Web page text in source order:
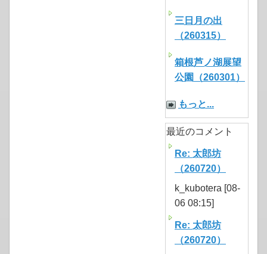
三日月の出
（260315）
箱根芦ノ湖展望
公園（260301）
もっと...
最近のコメント
Re: 太郎坊
（260720）
k_kubotera [08-
06 08:15]
Re: 太郎坊
（260720）